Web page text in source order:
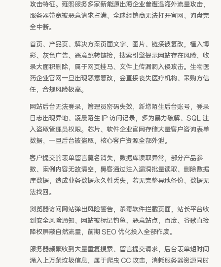
攻击特征。雍熙服务多家新能源出海企业曾遭遇海外流量攻击，
服务器带宽被恶意请求占满，全球经销商无法打开官网，询盘完
全中断。
首页、产品页、解决方案页面文字、图片、链接被篡改，植入博
彩、灰色广告、恶意跳转链接，搜索引擎提示网站存在风险，收
录大面积删除，属于网页挂马、文件上传漏洞入侵攻击。生物医
药企业官网一旦出现恶意篡改，会直接丧失医疗机构、采购方信
任，合规风险极高。
网站后台无法登录，管理员密码失效，新增陌生后台账号，登录
日志出现异地、凌晨陌生 IP 访问记录，多为暴力破解、SQL 注
入盗取管理员权限。芯片、软件企业官网存储大量客户咨询表单
数据，一旦后台被盗取，核心客户资源全部外泄。
客户提交的表单留言莫名消失，数据库读取异常，部分产品参
数、案例内容无故清空，黑客通过注入漏洞批量读取、删除数据
库数据，造成业务数据永久性丢失，若无完整异地备份，数据无
法找回。
浏览器访问网站弹出风险警告，杀毒软件拦截页面，站长平台收
到安全风险通知，网站被标记钓鱼、恶意站点，百度、谷歌直接
降权屏蔽自然流量，前期 SEO 优化投入全部作废。
服务器频繁收到大量重复搜索、留言提交请求，后台表单短时间
涌入上万条垃圾信息，属于爬虫 CC 攻击，消耗服务器资源同时